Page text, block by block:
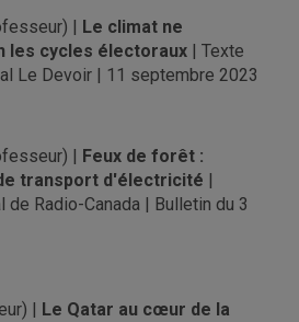
| Le climat ne
les cycles électoraux | Texte
Le Devoir | 11 septembre 2023
| Feux de forêt :
transport d'électricité |
de Radio-Canada | Bulletin du 3
| Le Qatar au cœur de la